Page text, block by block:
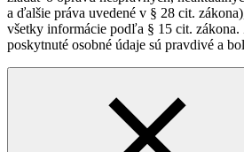
a ďalšie práva uvedené v § 28 cit.
všetky informácie podľa § 15 cit. zákona.
poskytnuté osobné údaje sú pravdivé a